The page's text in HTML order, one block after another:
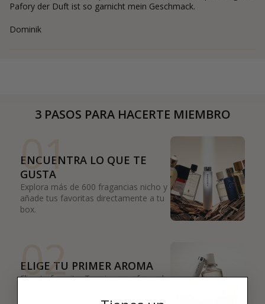
Pafory der Duft ist so garnicht mein Geschmack.
Dominik
3 PASOS PARA HACERTE MIEMBRO
01
ENCUENTRA LO QUE TE
GUSTA
Explora más de 600 fragancias nicho y
añade tus favoritas directamente a tu
box.
02
ELIGE TU PRIMER AROMA
Elige tu favorito. Tu primer perfume de